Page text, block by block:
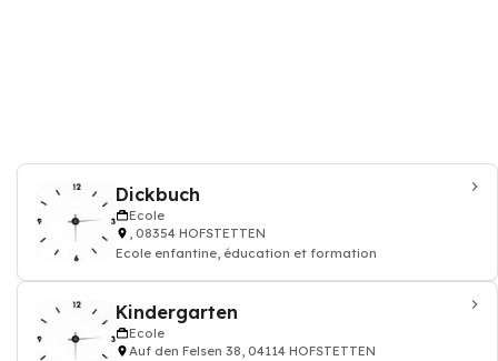
Dickbuch
Ecole
, 08354 HOFSTETTEN
Ecole enfantine, éducation et formation
Kindergarten
Ecole
Auf den Felsen 38, 04114 HOFSTETTEN